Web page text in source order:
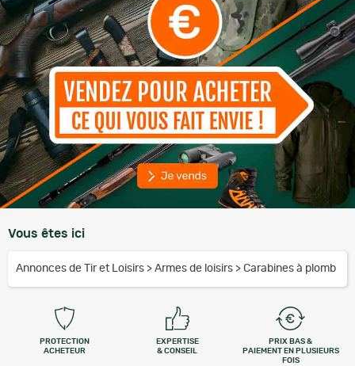
Vous êtes ici
Annonces de Tir et Loisirs > Armes de loisirs > Carabines à plomb
PROTECTION
ACHETEUR
EXPERTISE
& CONSEIL
PRIX BAS &
PAIEMENT EN PLUSIEURS
FOIS